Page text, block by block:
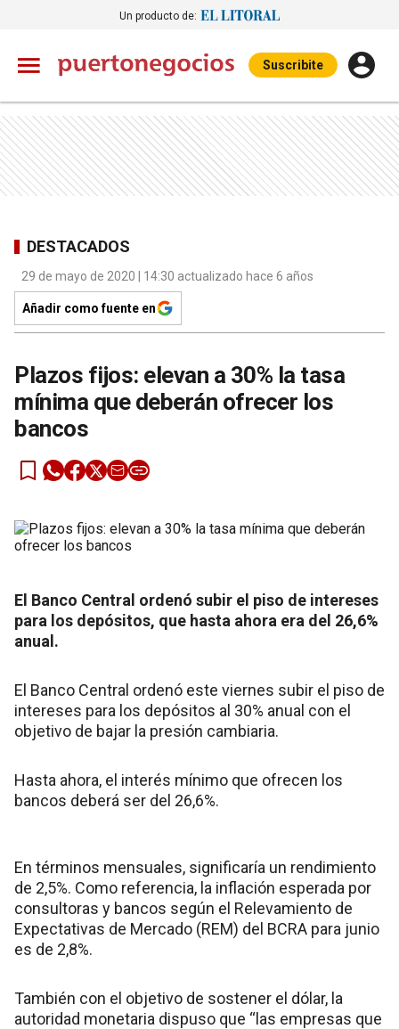
Un producto de:
Suscribite
DESTACADOS
29 de mayo de 2020 | 14:30 actualizado hace 6 años
Añadir como fuente en
Plazos fijos: elevan a 30% la tasa
mínima que deberán ofrecer los
bancos
El Banco Central ordenó subir el piso de intereses
para los depósitos, que hasta ahora era del 26,6%
anual.
El Banco Central ordenó este viernes subir el piso de
intereses para los depósitos al 30% anual con el
objetivo de bajar la presión cambiaria.
Hasta ahora, el interés mínimo que ofrecen los
bancos deberá ser del 26,6%.
En términos mensuales, significaría un rendimiento
de 2,5%. Como referencia, la inflación esperada por
consultoras y bancos según el Relevamiento de
Expectativas de Mercado (REM) del BCRA para junio
es de 2,8%.
También con el objetivo de sostener el dólar, la
autoridad monetaria dispuso que “las empresas que